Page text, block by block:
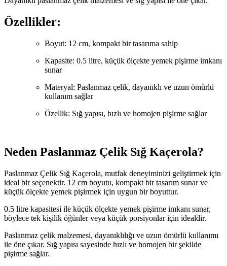
Özellikler:
Boyut: 12 cm, kompakt bir tasarıma sahip
Kapasite: 0.5 litre, küçük ölçekte yemek pişirme imkanı
sunar
Materyal: Paslanmaz çelik, dayanıklı ve uzun ömürlü
kullanım sağlar
Özellik: Sığ yapısı, hızlı ve homojen pişirme sağlar
Neden Paslanmaz Çelik Sığ Kaçerola?
Paslanmaz Çelik Sığ Kaçerola, mutfak deneyiminizi geliştirmek için
ideal bir seçenektir. 12 cm boyutu, kompakt bir tasarım sunar ve
küçük ölçekte yemek pişirmek için uygun bir boyuttur.
0.5 litre kapasitesi ile küçük ölçekte yemek pişirme imkanı sunar,
böylece tek kişilik öğünler veya küçük porsiyonlar için idealdir.
Paslanmaz çelik malzemesi, dayanıklılığı ve uzun ömürlü kullanımı
ile öne çıkar. Sığ yapısı sayesinde hızlı ve homojen bir şekilde
pişirme sağlar.